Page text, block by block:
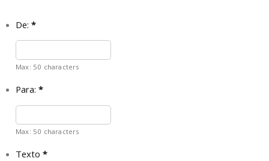
De: *
Max: 50 characters
Para: *
Max: 50 characters
Texto *